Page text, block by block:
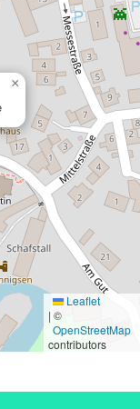
×
Leaflet
| ©
OpenStreetMap
contributors